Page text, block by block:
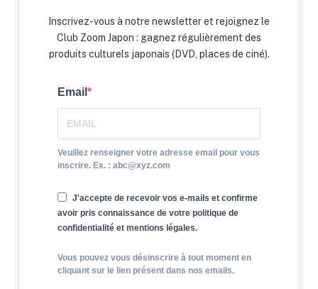
Inscrivez-vous à notre newsletter et rejoignez le
Club Zoom Japon : gagnez régulièrement des
produits culturels japonais (DVD, places de ciné).
Email
Veuillez renseigner votre adresse email pour vous
inscrire. Ex. : abc@xyz.com
J'accepte de recevoir vos e-mails et confirme
avoir pris connaissance de votre politique de
confidentialité et mentions légales.
Vous pouvez vous désinscrire à tout moment en
cliquant sur le lien présent dans nos emails.